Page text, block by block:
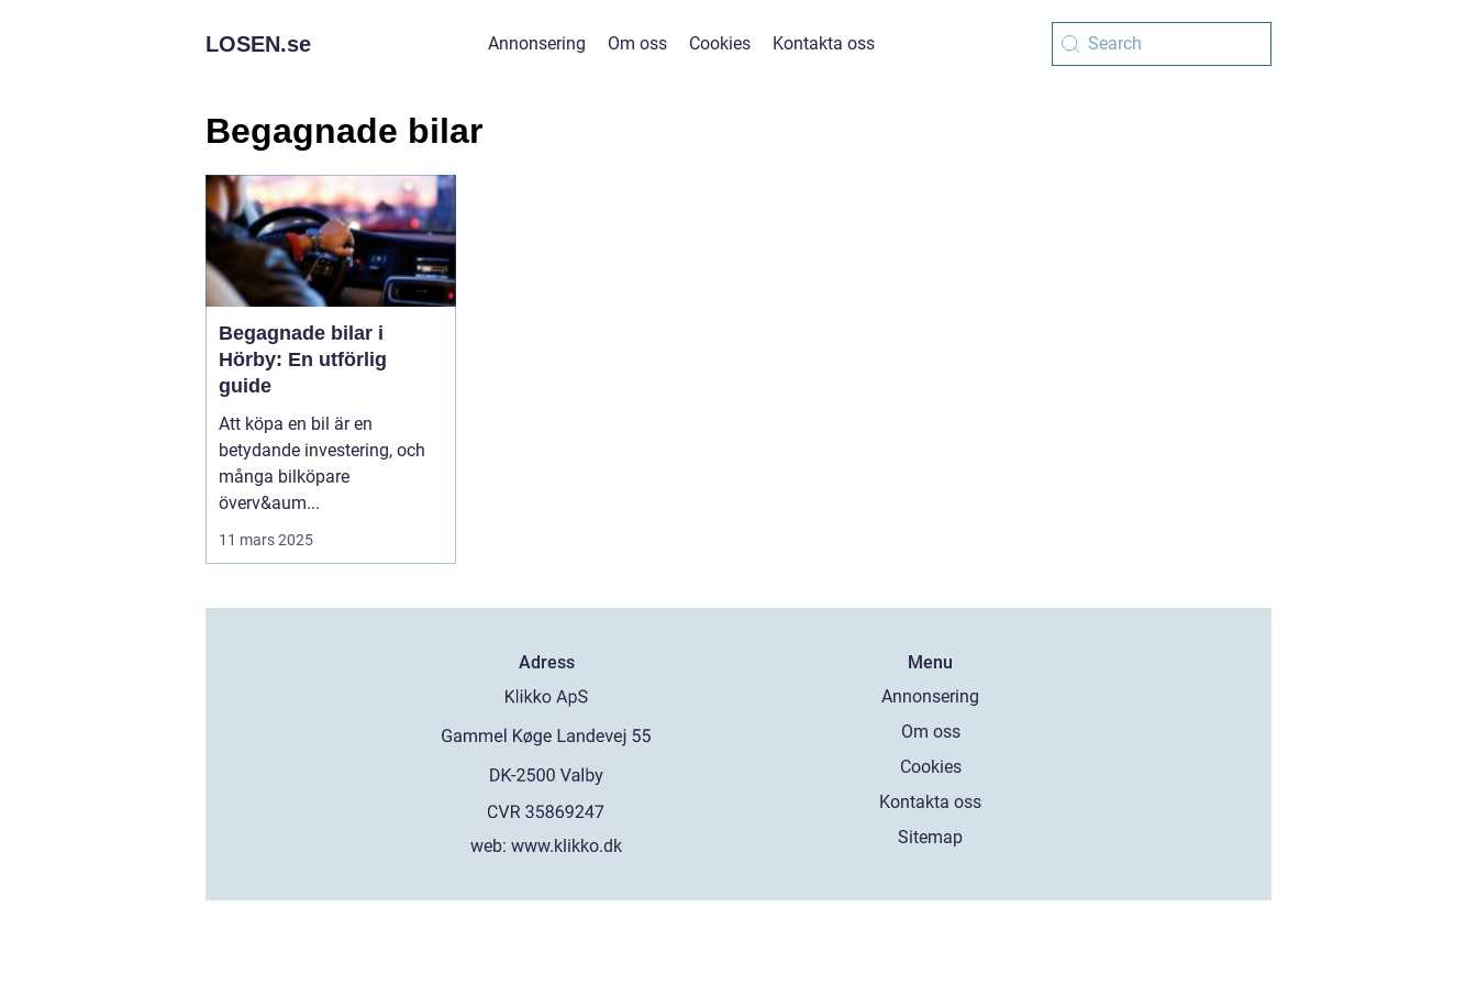
LOSEN.se Annonsering Om oss Cookies Kontakta oss
Begagnade bilar
Begagnade bilar i
Hörby: En utförlig
guide
Att köpa en bil är en
betydande investering, och
många bilköpare
överv&aum...
11 mars 2025
Adress
web:www.klikko.dk
Menu
Annonsering
Om oss
Cookies
Kontakta oss
Sitemap